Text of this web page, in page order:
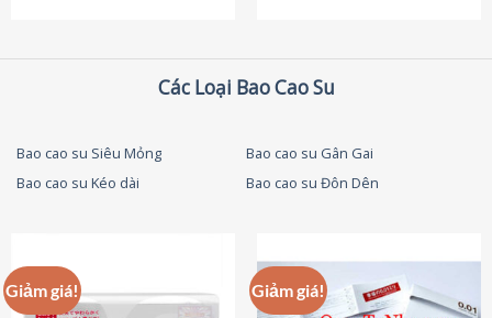
thể.
tùy
thể
được
chọn
Các Loại Bao Cao Su
Bao cao su Siêu Mỏng
Bao cao su Gân Gai
Bao cao su Kéo dài
Bao cao su Đôn Dên
Giảm giá! Giảm giá!